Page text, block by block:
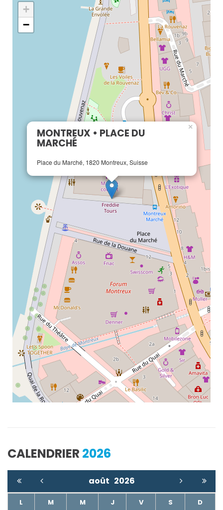
MONTREUX • PLACE DU
MARCHÉ
Place du Marché, 1820 Montreux, Suisse
×
+
−
CALENDRIER 2026
août 2026
L M M J V S
D